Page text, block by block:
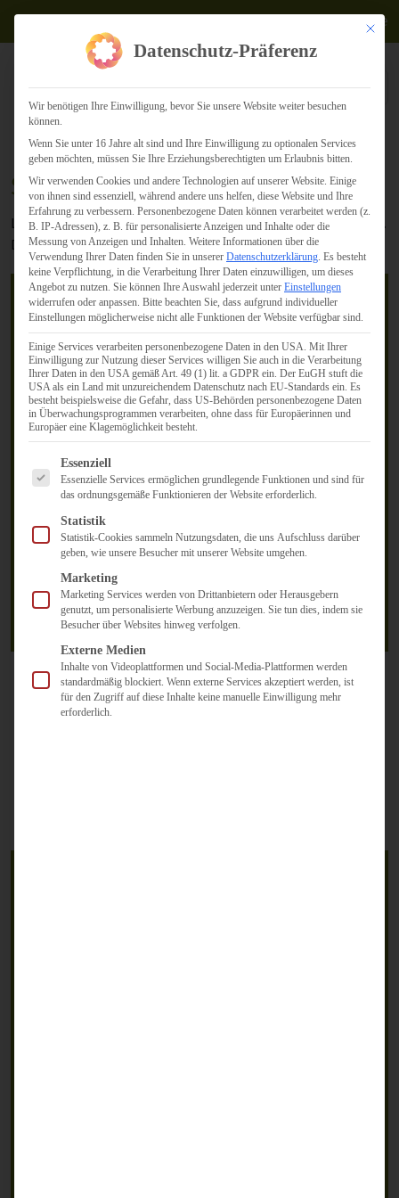
Termine
Services
Lesting Media & Consulting bietet ein breites Portfolio an.
Das sind unsere Schwerpunkte:
Beratung & Befähigung
Wir stärken Ihr Unternehmen und Ihre
Mit
Datenschutz-Präferenz
Wir benötigen Ihre Einwilligung, bevor Sie unsere Website weiter besuchen
können.
Wenn Sie unter 16 Jahre alt sind und Ihre Einwilligung zu optionalen Services
geben möchten, müssen Sie Ihre Erziehungsberechtigten um Erlaubnis bitten.
Wir verwenden Cookies und andere Technologien auf unserer Website. Einige
von ihnen sind essenziell, während andere uns helfen, diese Website und Ihre
Erfahrung zu verbessern. Personenbezogene Daten können verarbeitet werden (z.
B. IP-Adressen), z. B. für personalisierte Anzeigen und Inhalte oder die
Messung von Anzeigen und Inhalten. Weitere Informationen über die
Verwendung Ihrer Daten finden Sie in unserer Datenschutzerklärung. Es besteht
keine Verpflichtung, in die Verarbeitung Ihrer Daten einzuwilligen, um dieses
Angebot zu nutzen. Sie können Ihre Auswahl jederzeit unter Einstellungen
widerrufen oder anpassen. Bitte beachten Sie, dass aufgrund individueller
Einstellungen möglicherweise nicht alle Funktionen der Website verfügbar sind.
Einige Services verarbeiten personenbezogene Daten in den USA. Mit Ihrer
Einwilligung zur Nutzung dieser Services willigen Sie auch in die Verarbeitung
Ihrer Daten in den USA gemäß Art. 49 (1) lit. a GDPR ein. Der EuGH stuft die
USA als ein Land mit unzureichendem Datenschutz nach EU-Standards ein. Es
besteht beispielsweise die Gefahr, dass US-Behörden personenbezogene Daten
in Überwachungsprogrammen verarbeiten, ohne dass für Europäerinnen und
Europäer eine Klagemöglichkeit besteht.
Es folgt eine Liste der Service-Gruppen, für die eine
Essenziell
Essenzielle Services ermöglichen grundlegende Funktionen und sind für
das ordnungsgemäße Funktionieren der Website erforderlich.
Statistik
Statistik-Cookies sammeln Nutzungsdaten, die uns Aufschluss darüber
geben, wie unsere Besucher mit unserer Website umgehen.
Marketing
Marketing Services werden von Drittanbietern oder Herausgebern
genutzt, um personalisierte Werbung anzuzeigen. Sie tun dies, indem sie
Besucher über Websites hinweg verfolgen.
Externe Medien
Inhalte von Videoplattformen und Social-Media-Plattformen werden
standardmäßig blockiert. Wenn externe Services akzeptiert werden, ist
für den Zugriff auf diese Inhalte keine manuelle Einwilligung mehr
erforderlich.